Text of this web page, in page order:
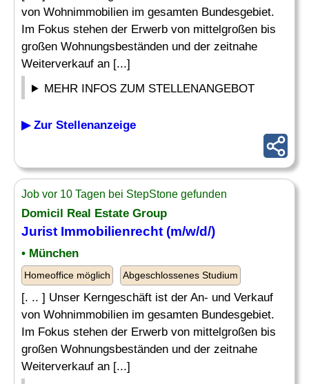
von Wohnimmobilien im gesamten Bundesgebiet.
Im Fokus stehen der Erwerb von mittelgroßen bis
großen Wohnungsbeständen und der zeitnahe
Weiterverkauf an [...]
MEHR INFOS ZUM STELLENANGEBOT
▶ Zur Stellenanzeige
Job vor 10 Tagen bei StepStone gefunden
Domicil Real Estate Group
Jurist Immobilienrecht (m/w/d/)
• München
Homeoffice möglich Abgeschlossenes Studium
[. .. ] Unser Kerngeschäft ist der An- und Verkauf
von Wohnimmobilien im gesamten Bundesgebiet.
Im Fokus stehen der Erwerb von mittelgroßen bis
großen Wohnungsbeständen und der zeitnahe
Weiterverkauf an [...]